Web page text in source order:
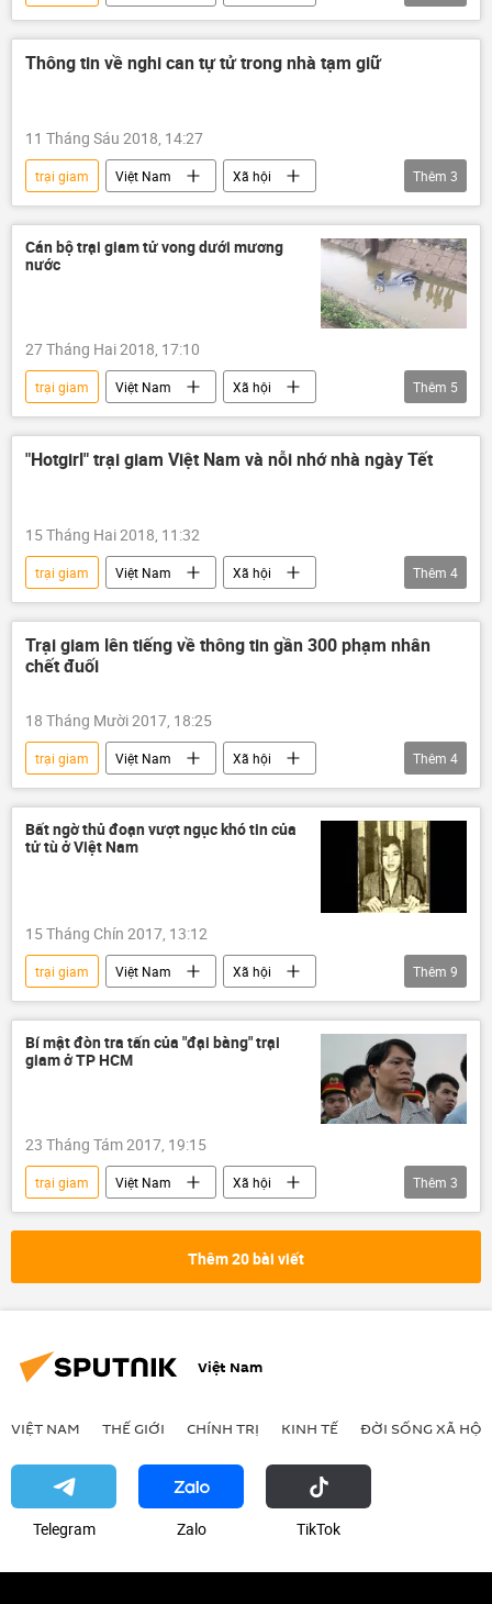
tù nhân
Thông tin về nghi can tự tử trong nhà tạm giữ
11 Tháng Sáu 2018, 14:27
trại giam Việt Nam
Xã hội
Thời sự
Cà Mau công an
Thêm 3
Cán bộ trại giam tử vong dưới mương
nước
27 Tháng Hai 2018, 17:10
trại giam Việt Nam
Xã hội
Thời sự
Thanh Oai
Hà Nội
cán bộ
tử vong
Thêm 5
"Hotgirl" trại giam Việt Nam và nỗi nhớ nhà ngày Tết
15 Tháng Hai 2018, 11:32
trại giam Việt Nam
Xã hội
Thời sự
Vĩnh Phúc
tù nhân
hotgirl
Thêm 4
Trại giam lên tiếng về thông tin gần 300 phạm nhân
chết đuối
18 Tháng Mười 2017, 18:25
trại giam Việt Nam
Xã hội
Thời sự
Thanh Hóa
công an
tù nhân
Thêm 4
Bất ngờ thủ đoạn vượt ngục khó tin của
tử tù ở Việt Nam
15 Tháng Chín 2017, 13:12
trại giam Việt Nam
Xã hội
Thời sự
Chí Hòa
Phước tám ngón
Lê Văn Thọ
Nguyễn Văn Tình
Nguyễn Văn Thân
tử tù
Thêm 9
Bí mật đòn tra tấn của "đại bàng" trại
giam ở TP HCM
23 Tháng Tám 2017, 19:15
trại giam Việt Nam
Xã hội
Thời sự
Bộ Công an Việt Nam
Thêm 3
Thêm 20 bài viết
Việt Nam
VIỆT NAM THẾ GIỚI CHÍNH TRỊ KINH TẾ ĐỜI SỐNG XÃ HỘI
Telegram Zalo ТikТоk